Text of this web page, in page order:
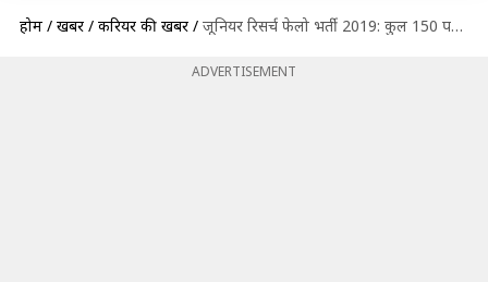
होम / खबरें / करियर की खबरें / जूनियर रिसर्च फेलो भर्ती 2019: कुल 150 पदों पर भर्ती के लिए आवेदन शुरू, जानें विवरण
ADVERTISEMENT